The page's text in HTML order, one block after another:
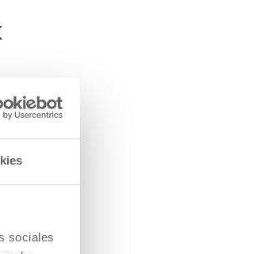
sociales